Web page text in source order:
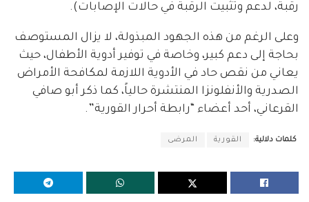
رقبة، لدعم وتثبيت الرقبة في حالات الإصابات).
وعلى الرغم من هذه الجهود المبذولة، لا يزال المستوصف
بحاجة إلى دعم كبير، وخاصة في توفير أدوية الأطفال، حيث
يعاني من نقص حاد في الأدوية اللازمة لمكافحة الأمراض
الصدرية والأنفلونزا المنتشرة حالياً، كما ذكر أبو صافي
القرعاني، أحد أعضاء “رابطة أحرار القورية”.
كلمات دلالية: القورية المرضى